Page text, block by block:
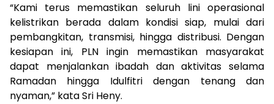
“Kami terus memastikan seluruh lini operasional
kelistrikan berada dalam kondisi siap, mulai dari
pembangkitan, transmisi, hingga distribusi. Dengan
kesiapan ini, PLN ingin memastikan masyarakat
dapat menjalankan ibadah dan aktivitas selama
Ramadan hingga Idulfitri dengan tenang dan
nyaman,” kata Sri Heny.